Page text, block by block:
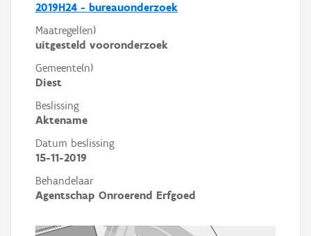
2019H24 - bureauonderzoek
Maatregel(en)
uitgesteld vooronderzoek
Gemeente(n)
Diest
Beslissing
Aktename
Datum beslissing
15-11-2019
Behandelaar
Agentschap Onroerend Erfgoed